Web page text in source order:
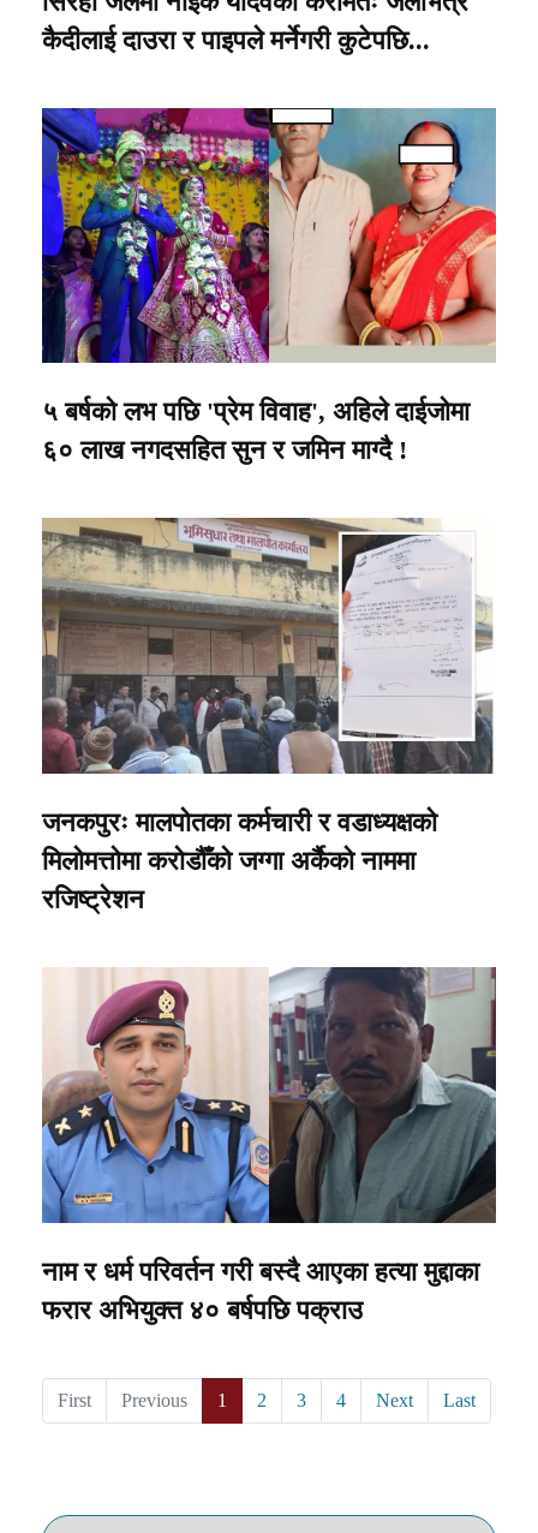
कैदीलाई दाउरा र पाइपले मर्नेगरी कुटेपछि...
५ बर्षको लभ पछि 'प्रेम विवाह', अहिले दाईजोमा
६० लाख नगदसहित सुन र जमिन माग्दै !
जनकपुरः मालपोतका कर्मचारी र वडाध्यक्षको
मिलोमत्तोमा करोडौँको जग्गा अर्कैको नाममा
रजिष्ट्रेशन
नाम र धर्म परिवर्तन गरी बस्दै आएका हत्या मुद्दाका
फरार अभियुक्त ४० बर्षपछि पक्राउ
First Previous 1 2 3 4 Next Last